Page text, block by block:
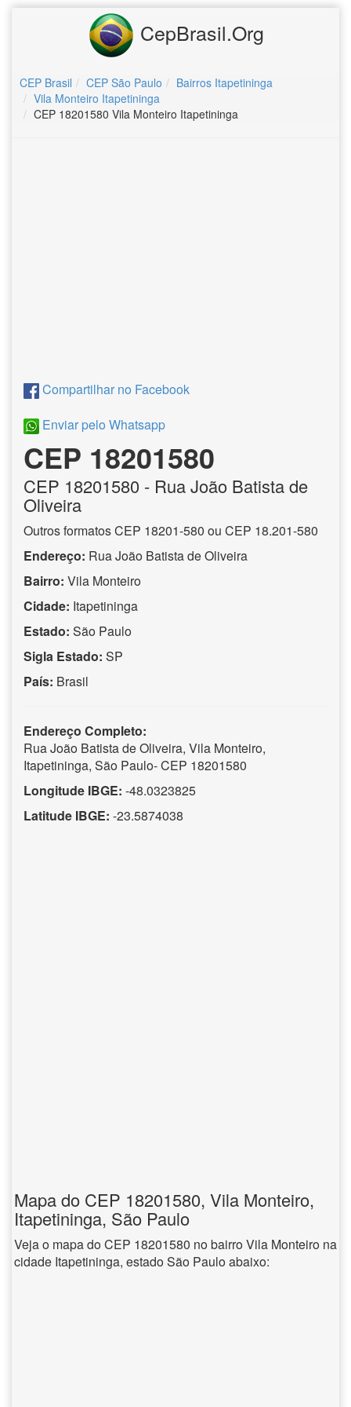
CepBrasil.Org
CEP Brasil CEP São Paulo
Bairros Itapetininga
Vila Monteiro Itapetininga
CEP 18201580 Vila Monteiro Itapetininga
Compartilhar no Facebook
Enviar pelo Whatsapp
CEP 18201580
CEP 18201580 - Rua João Batista de
Oliveira
Outros formatos CEP 18201-580 ou CEP 18.201-580
Endereço: Rua João Batista de Oliveira
Bairro: Vila Monteiro
Cidade: Itapetininga
Estado: São Paulo
Sigla Estado: SP
País: Brasil
Endereço Completo:
Rua João Batista de Oliveira, Vila Monteiro,
Itapetininga, São Paulo- CEP 18201580
Longitude IBGE: -48.0323825
Latitude IBGE: -23.5874038
Mapa do CEP 18201580, Vila Monteiro,
Itapetininga, São Paulo
Veja o mapa do CEP 18201580 no bairro Vila Monteiro na
cidade Itapetininga, estado São Paulo abaixo: